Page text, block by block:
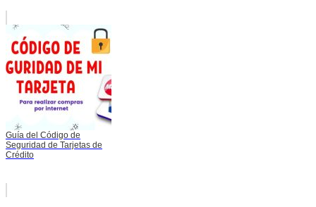
Guía del Código de
Seguridad de Tarjetas de
Crédito